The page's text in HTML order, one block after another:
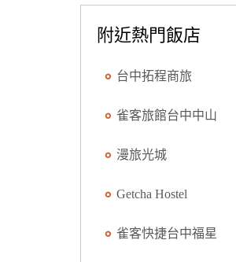
附近熱門飯店
台中拓程商旅
雀客旅館台中中山
漫旅光城
Getcha Hostel
雀客快捷台中福星